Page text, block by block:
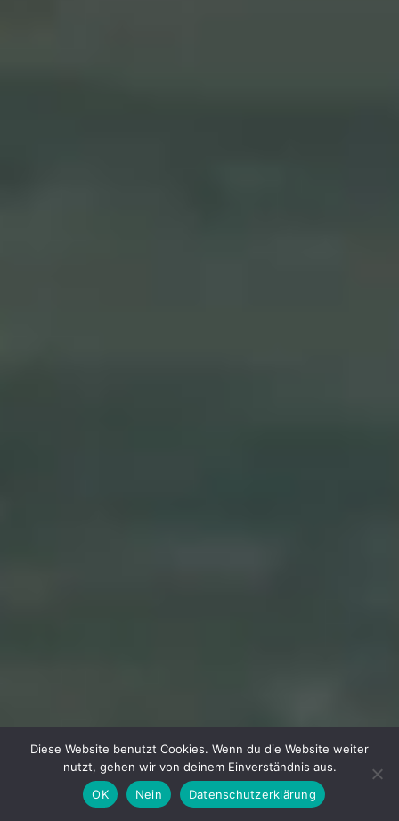
FacebookInstagram
Diese Website benutzt Cookies. Wenn du die Website weiter
nutzt, gehen wir von deinem Einverständnis aus.
OK
Nein Datenschutzerklärung